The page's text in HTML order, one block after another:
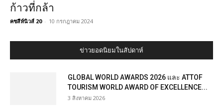
ก้าวที่กล้า
คชสีห์นิวส์ 20 - 10 กรกฎาคม 2024
ข่าวยอดนิยมในสัปดาห์
GLOBAL WORLD AWARDS 2026 และ ATTOF
TOURISM WORLD AWARD OF EXCELLENCE...
3 สิงหาคม 2026